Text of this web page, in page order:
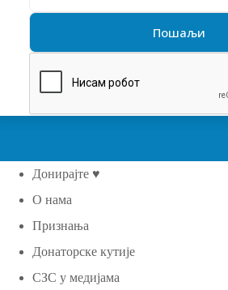
Донирајте ♥
О нама
Признања
Донаторске кутије
СЗС у медијама